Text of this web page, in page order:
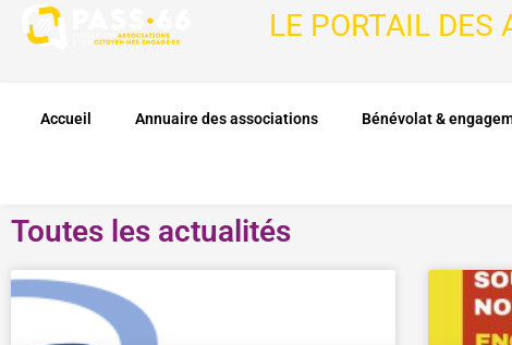
LE PORTAIL DES
Accueil Annuaire des associations Bénévolat &
Toutes les actualités